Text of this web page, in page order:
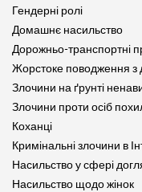
Гендерні ролі
Домашнє насильство
Дорожньо-транспортні
Жорстоке поводження з
Злочини на ґрунті
Злочини проти осіб
Коханці
Кримінальні злочини в
Насильство у сфері
Насильство щодо жінок